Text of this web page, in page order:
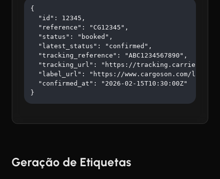
{
  "id": 12345,
  "reference": "CG12345",
  "status": "booked",
  "latest_status": "confirmed",
  "tracking_reference": "ABC1234567890",
"tracking_url": "https://
"label_url": "https://www.cargoson.com/
  "confirmed_at": "2026-02-15T10:30:00Z"
}
Geração de Etiquetas